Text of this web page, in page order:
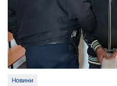
Новини